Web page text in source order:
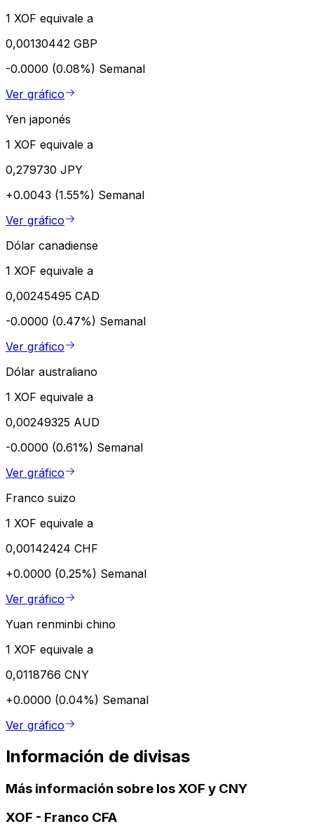
1 XOF equivale a
0,00130442 GBP
-0.0000 (0.08%) Semanal
Ver gráfico
Yen japonés
1 XOF equivale a
0,279730 JPY
+0.0043 (1.55%) Semanal
Ver gráfico
Dólar canadiense
1 XOF equivale a
0,00245495 CAD
-0.0000 (0.47%) Semanal
Ver gráfico
Dólar australiano
1 XOF equivale a
0,00249325 AUD
-0.0000 (0.61%) Semanal
Ver gráfico
Franco suizo
1 XOF equivale a
0,00142424 CHF
+0.0000 (0.25%) Semanal
Ver gráfico
Yuan renminbi chino
1 XOF equivale a
0,0118766 CNY
+0.0000 (0.04%) Semanal
Ver gráfico
Información de divisas
Más información sobre los XOF y CNY
XOF - Franco CFA